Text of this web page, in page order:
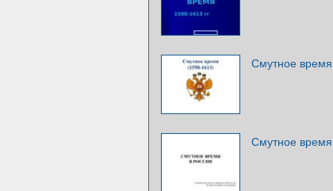
Смутное
Смутное